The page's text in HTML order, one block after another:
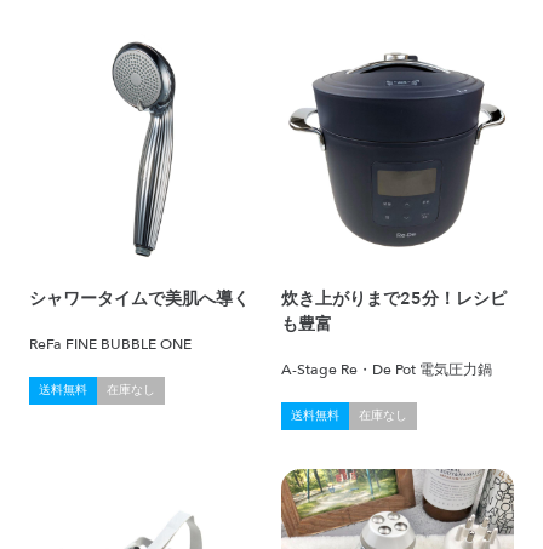
シャワータイムで美肌へ導く
ReFa FINE BUBBLE ONE
送料無料 在庫なし
炊き上がりまで25分！レシピ
も豊富
A-Stage Re・De Pot 電気圧力鍋
送料無料 在庫なし